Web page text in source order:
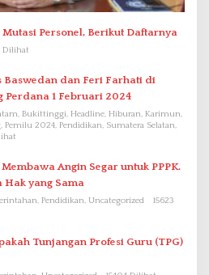
Personel, Berikut Daftarnya
Dilihat
Baswedan dan Feri Farhati di
Perdana 1 Februari 2024
Bukittinggi, Headline, Hiburan, Karimun,
Pemilu 2024, Pendidikan, Sumatera Selatan,
Angin Segar untuk PPPK.
Hak yang Sama
Pendidikan, Uncategorized
15623
Tunjangan Profesi Guru (TPG)